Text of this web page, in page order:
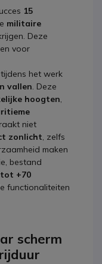
15
militaire
Deze
voor
het werk
vallen. Deze
hoogten,
niet
zonlicht, zelfs
maken
bestand
tot +70
functionaliteiten
scherm